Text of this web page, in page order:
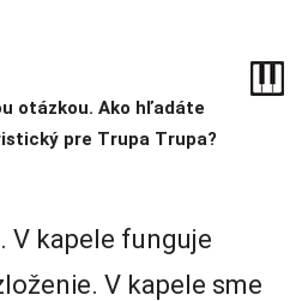
otázkou. Ako hľadáte
pre Trupa Trupa?
V kapele funguje
V kapele sme